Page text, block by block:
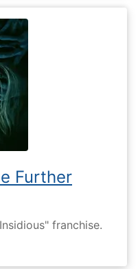
Further
franchise.